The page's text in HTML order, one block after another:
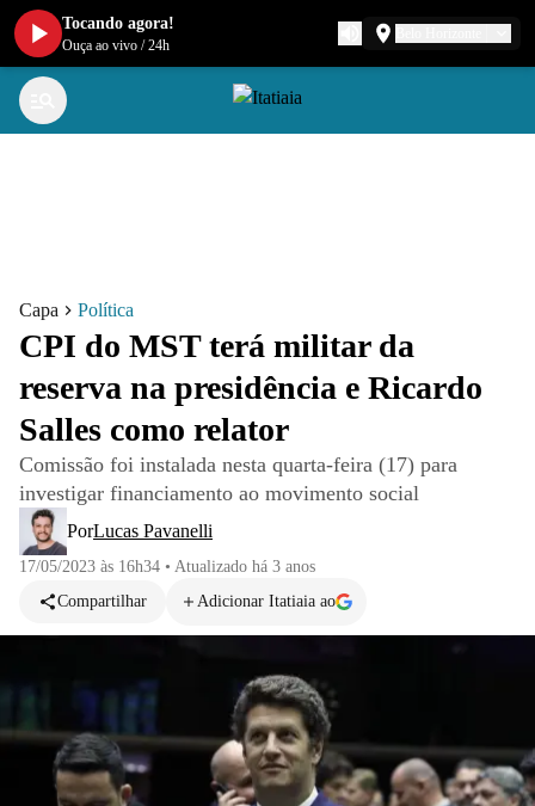
Capa Política
CPI do MST terá militar da
reserva na presidência e Ricardo
Salles como relator
Comissão foi instalada nesta quarta-feira (17) para
investigar financiamento ao movimento social
PorLucas Pavanelli
17/05/2023 às 16h34 • Atualizado há 3 anos
Compartilhar
Adicionar Itatiaia ao
Tocando agora!
Ouça ao vivo /24h